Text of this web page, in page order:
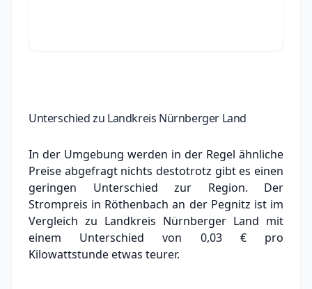
Unterschied zu Landkreis Nürnberger Land
In der Umgebung werden in der Regel ähnliche
Preise abgefragt nichts destotrotz gibt es einen
geringen Unterschied zur Region. Der
Strompreis in Röthenbach an der Pegnitz ist im
Vergleich zu Landkreis Nürnberger Land mit
einem Unterschied von 0,03 € pro
Kilowattstundeetwas teurer.